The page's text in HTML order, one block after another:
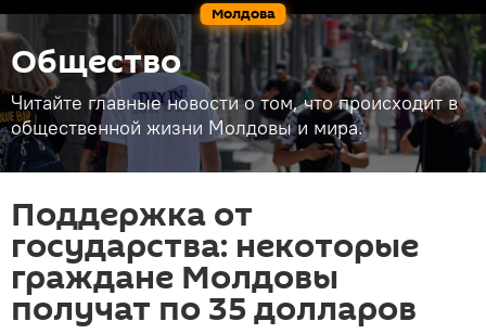
Молдова
Общество
Читайте главные новости о том, что происходит в
общественной жизни Молдовы и мира.
Поддержка от
государства: некоторые
граждане Молдовы
получат по 35 долларов